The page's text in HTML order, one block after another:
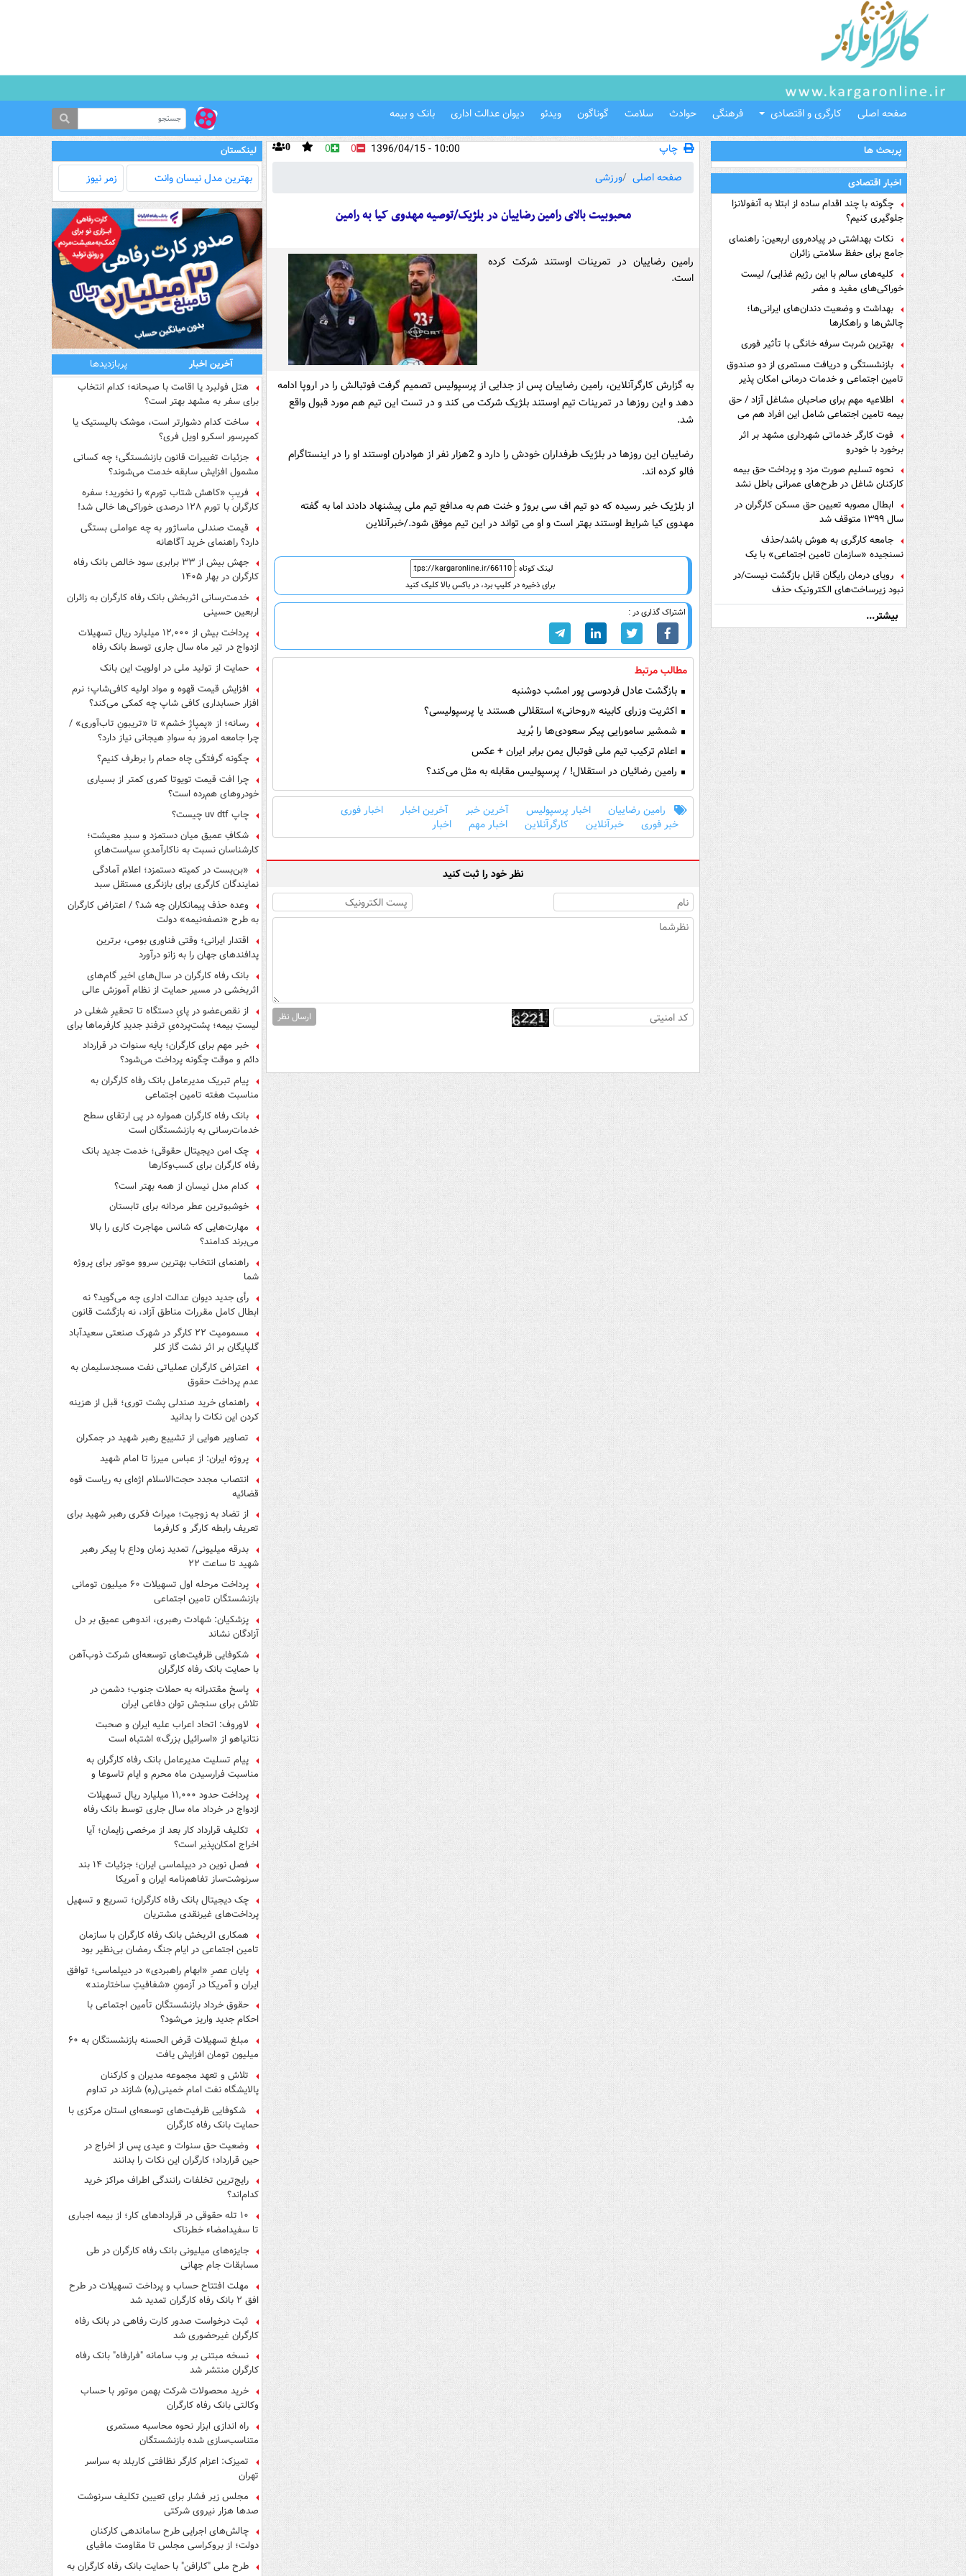
صفحه اصلی کارگری و اقتصادی فرهنگی حوادث سلامت گوناگون ویدئو دیوان عدالت اداری بانک و بیمه
پربحث ها
اخبار اقتصادی
چگونه با چند اقدام ساده از ابتلا به آنفولانزا
جلوگیری کنیم؟
نکات بهداشتی در پیاده‌روی اربعین: راهنمای
جامع برای حفظ سلامتی زائران
کلیه‌های سالم با این رژیم غذایی/ لیست
خوراکی‌های مفید و مضر
بهداشت و وضعیت دندان‌های ایرانی‌ها؛
چالش‌ها و راهکارها
بهترین شربت سرفه خانگی با تأثیر فوری
بازنشستگی و دریافت مستمری از دو صندوق
تامین اجتماعی و خدمات درمانی امکان پذیر
است ؟
اطلاعیه مهم برای صاحبان مشاغل آزاد / حق
بیمه تامین اجتماعی شامل این افراد هم می
شودفوت کارگر خدماتی شهرداری مشهد بر اثر
برخورد با خودرو
نحوه تسلیم صورت مزد و پرداخت حق بیمه
کارکنان شاغل در طرح‌های عمرانی باطل نشد
ابطال مصوبه تعیین حق مسکن کارگران در
سال ۱۳۹۹ متوقف شد
جامعه کارگری به هوش باشد/حذف
نسنجیده «سازمان تامین اجتماعی» با یک
تفاهم نامه!
رویای درمان رایگان قابل بازگشت نیست/در
نبود زیرساخت‌های الکترونیک حذف
دفترچه‌های بیمه اشتباه مضاعف است
بیشتر...
چاپ 0 0 0
10:00 - 1396/04/15
صفحه اصلی
ورزشی
محبوبیت بالای رامین رضاییان در بلژیک/توصیه مهدوی کیا به رامین
رامین رضاییان در تمرینات اوستند شرکت کرده
است.
به گزارش کارگرآنلاین، رامین رضاییان پس از جدایی از پرسپولیس تصمیم گرفت فوتبالش را در اروپا ادامه
دهد و این روزها در تمرینات تیم اوستند بلژیک شرکت می کند و در تست این تیم هم مورد قبول واقع
شد.
رضاییان این روزها در بلژیک طرفداران خودش را دارد و 2هزار نفر از هوادران اوستند او را در اینستاگرام
فالو کرده اند.
از بلژیک خبر رسیده که دو تیم اف سی بروژ و خنت هم به مدافع تیم ملی پیشنهاد دادند اما به گفته
مهدوی کیا شرایط اوستند بهتر است و او می تواند در این تیم موفق شود./خبرآنلاین
لینک کوتاه :
برای ذخیره در کلیپ برد، در باکس بالا کلیک کنید
اشتراک گذاری در :
مطالب مرتبط
بازگشت عادل فردوسی پور امشب دوشنبه
اکثریت وزرای کابینه «روحانی» استقلالی هستند یا پرسپولیسی؟
شمشیر سامورایی پیکر سعودی‌ها را بُرید
اعلام ترکیب تیم ملی فوتبال یمن برابر ایران + عکس
رامین رضائیان در استقلال! / پرسپولیس مقابله به مثل می‌کند؟
رامین رضاییان اخبار پرسپولیس آخرین خبر آخرین اخبار
اخبار فوری
خبر فوری
خبرآنلاین کارگرآنلاین اخبار مهم اخبار
نظر خود را ثبت کنید
ارسال نظر
لینکستان
بهترین مدل‌ نیسان وانت زمر نیوز
آخرین اخبار
پربازدیدها
هتل فولبرد یا اقامت با صبحانه؛ کدام انتخاب
برای سفر به مشهد بهتر است؟
ساخت کدام دشوارتر است، موشک بالیستیک یا
کمپرسور اسکرو اویل فری؟
جزئیات تغییرات قانون بازنشستگی؛ چه کسانی
مشمول افزایش سابقه خدمت می‌شوند؟
فریبِ «کاهش شتاب تورم» را نخورید؛ سفره
کارگران با تورم ۱۲۸ درصدی خوراکی‌ها خالی شد!
قیمت صندلی ماساژور به چه عواملی بستگی
دارد؟ راهنمای خرید آگاهانه
جهش بیش از ۳۳ برابری سود خالص بانک رفاه
کارگران در بهار ۱۴۰۵
خدمت‌رسانی اثربخش بانک رفاه کارگران به زائران
اربعین حسینی
پرداخت بیش از ۱۲,۰۰۰ میلیارد ریال تسهیلات
ازدواج در تیر ماه سال جاری توسط بانک رفاه
کارگران
حمایت از تولید ملی در اولویت این بانک
افزایش قیمت قهوه و مواد اولیه کافی‌شاپ؛ نرم
افزار حسابداری کافی شاپ چه کمکی می‌کند؟
رسانه؛ از «پمپاژِ خشم» تا «تریبونِ تاب‌آوری» /
چرا جامعه امروز به سوادِ هیجانی نیاز دارد؟
چگونه گرفتگی چاه حمام را برطرف کنیم؟
چرا افت قیمت تویوتا کمری کمتر از بسیاری
خودروهای هم‌رده است؟
چاپ uv dtf چیست؟
شکافِ عمیق میان دستمزد و سبدِ معیشت؛
کارشناسان نسبت به ناکارآمدیِ سیاست‌هایِ
حمایتی هشدار دادند
«بن‌بست در کمیته دستمزد؛ اعلام آمادگی
نمایندگان کارگری برای بازنگری مستقل سبد
وعده حذف پیمانکاران چه شد؟ / اعتراض کارگران
به طرح «نصفه‌نیمه» دولت
اقتدار ایرانی؛ وقتی فناوری بومی، برترین
پدافندهای جهان را به زانو درآورد
بانک رفاه کارگران در سال‌های اخیر گام‌های
اثربخشی در مسیر حمایت از نظام آموزش عالی
برداشته است
از نقص‌عضو در پایِ دستگاه تا تحقیرِ شغلی در
لیستِ بیمه؛ پشت‌پرده‌یِ ترفندِ جدیدِ کارفرماها برای
فرار از قانون چیست؟
خبر مهم برای کارگران؛ پایه سنوات در قرارداد
دائم و موقت چگونه پرداخت می‌شود؟
پیام تبریک مدیرعامل بانک رفاه کارگران به
مناسبت هفته تامین اجتماعی
بانک رفاه کارگران همواره در پی ارتقای سطح
خدمات‌رسانی به بازنشستگان است
چک امن دیجیتال حقوقی؛ خدمت جدید بانک
رفاه کارگران برای کسب‌وکارها
کدام مدل نیسان از همه بهتر است؟
خوشبوترین عطر مردانه برای تابستان
مهارت‌هایی که شانس مهاجرت کاری را بالا
می‌برند کدامند؟
راهنمای انتخاب بهترین سروو موتور برای پروژه
شما
رأی جدید دیوان عدالت اداری چه می‌گوید؟ نه
ابطال کامل مقررات مناطق آزاد، نه بازگشت قانون
مسمومیت ۲۲ کارگر در شهرک صنعتی سعیدآباد
گلپایگان بر اثر نشت گاز کلر
اعتراض کارگران عملیاتی نفت مسجدسلیمان به
عدم پرداخت حقوق
راهنمای خرید صندلی پشت توری؛ قبل از هزینه
کردن این نکات را بدانید
تصاویر هوایی از تشییع رهبر شهید در جمکران
پروژه ایران: از عباس میرزا تا امام شهید
انتصاب مجدد حجت‌الاسلام اژه‌ای به ریاست قوه‌
قضائیه
از تضاد به زوجیت؛ میراث فکری رهبر شهید برای
تعریف رابطه کارگر و کارفرما
بدرقه میلیونی/ تمدید زمان وداع با پیکر رهبر
شهید تا ساعت ۲۲
پرداخت مرحله اول تسهیلات ۶۰ میلیون تومانی
بازنشستگان تامین اجتماعی
پزشکیان: شهادت رهبری، اندوهی عمیق بر دل
آزادگان نشاند
شکوفایی ظرفیت‌های توسعه‌ای شرکت ذوب‌آهن
با حمایت‌ بانک رفاه کارگران
پاسخ مقتدرانه به حملات جنوب؛ دشمن در
تلاش برای سنجش توان دفاعی ایران
لاوروف: اتحاد اعراب علیه ایران و صحبت
نتانیاهو از «اسرائیل بزرگ» اشتباه است
پیام تسلیت مدیرعامل بانک رفاه کارگران به
مناسبت فرارسیدن ماه محرم و ایام تاسوعا و
عاشورای حسینی
پرداخت حدود ۱۱,۰۰۰ میلیارد ریال تسهیلات
ازدواج در خرداد ماه سال جاری توسط بانک رفاه
کارگران
تکلیف قرارداد کار بعد از مرخصی زایمان؛ آیا
اخراج امکان‌پذیر است؟
فصل نوین در دیپلماسی ایران؛ جزئیات ۱۴ بند
سرنوشت‌ساز تفاهم‌نامه ایران و آمریکا
چک دیجیتال بانک رفاه کارگران؛ تسریع و تسهیل
پرداخت‌های غیرنقدی مشتریان
همکاری اثربخش بانک رفاه کارگران با سازمان
تامین اجتماعی در ایام جنگ رمضان بی‌نظیر بود
پایان عصرِ «ابهام راهبردی» در دیپلماسی؛ توافق
ایران و آمریکا در آزمونِ «شفافیتِ ساختارمند»
حقوق خرداد بازنشستگان تأمین اجتماعی با
احکام جدید واریز می‌شود؟
مبلغ تسهیلات قرض الحسنه بازنشستگان به ۶۰
میلیون تومان افزایش یافت
تلاش و تعهد مجموعه مدیران و کارکنان
پالایشگاه نفت امام خمینی(ره) شازند در تداوم
تولید در ایام جنگ رمضان، شایسته قدردانی است
شکوفایی ظرفیت‌های توسعه‌ای استان مرکزی با
حمایت بانک رفاه کارگران
وضعیت حق سنوات و عیدی پس از اخراج در
حین قرارداد؛ کارگران این نکات را بدانند
رایج‌ترین تخلفات رانندگی اطراف مراکز خرید
کدام‌اند؟
۱۰ تله حقوقی در قراردادهای کار؛ از بیمه اجباری
تا سفیدامضاء خطرناک
جایزه‌های میلیونی بانک رفاه کارگران در طی
مسابقات جام جهانی
مهلت افتتاح حساب و پرداخت تسهیلات در طرح
افق ۲ بانک رفاه کارگران تمدید شد
ثبت درخواست صدور کارت رفاهی در بانک رفاه
کارگران غیرحضوری شد
نسخه مبتنی بر وب سامانه "فرارفاه" بانک رفاه
کارگران منتشر شد
خرید محصولات شرکت بهمن موتور با حساب
وکالتی بانک رفاه کارگران
راه اندازی ابزار نحوه محاسبه مستمری
متناسب‌سازی شده بازنشستگان
تمیزک: اعزام کارگر نظافتی کاربلد به سراسر
تهران
مجلس زیر فشار برای تعیین تکلیف سرنوشت
صدها هزار نیروی شرکتی
چالش‌های اجرایی طرح ساماندهی کارکنان
دولت؛ از بروکراسی مجلس تا مقاومت مافیای
واسطه‌گری
طرح ملی "کارافن" با حمایت بانک رفاه کارگران به